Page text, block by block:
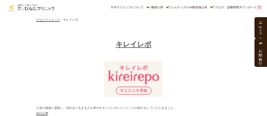
TOPクリニックについて 一般婦人科 フェムテックGSM美容婦人科 アクセス・診療時間ダウンロード
ひなたクリニック > キレイレポ
キレイレポ
心身の健康に貢献し、前向きに生きる人を増やすキレイレポにクリニックの紹介をしていただきました。
紹介記事
W
e
b
お問い合わせ